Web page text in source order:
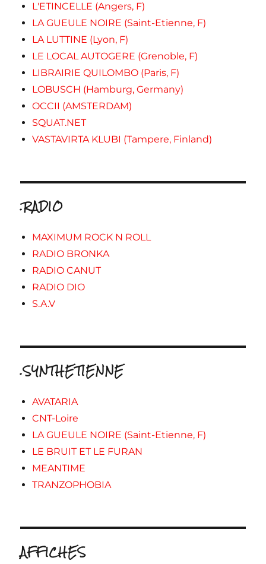
L'ETINCELLE (Angers, F)
LA GUEULE NOIRE (Saint-Etienne, F)
LA LUTTINE (Lyon, F)
LE LOCAL AUTOGERE (Grenoble, F)
LIBRAIRIE QUILOMBO (Paris, F)
LOBUSCH (Hamburg, Germany)
OCCII (AMSTERDAM)
SQUAT.NET
VASTAVIRTA KLUBI (Tampere, Finland)
.RADIO
MAXIMUM ROCK N ROLL
RADIO BRONKA
RADIO CANUT
RADIO DIO
S.A.V
.SYNTHETIENNE
AVATARIA
CNT-Loire
LA GUEULE NOIRE (Saint-Etienne, F)
LE BRUIT ET LE FURAN
MEANTIME
TRANZOPHOBIA
AFFICHES